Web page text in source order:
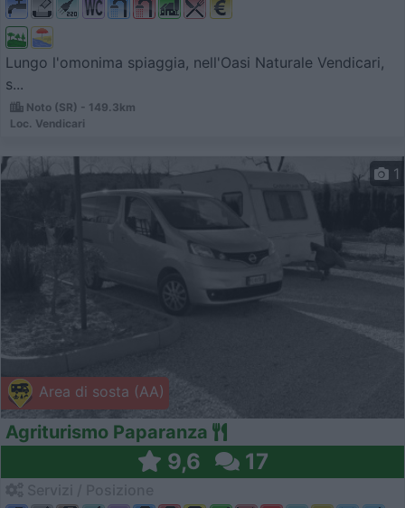
Lungo l'omonima spiaggia, nell'Oasi Naturale Vendicari,
s...
Noto (SR) - 149.3km
Loc. Vendicari
Area di sosta (AA)
1
Agriturismo Paparanza
9,6 17